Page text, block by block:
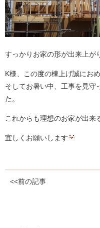
すっかりお家の形が出来上が
K様、この度の棟上げ誠にお
そしてお暑い中、工事を見守
た。
これからも理想のお家が出来
宜しくお願いします
<<前の記事